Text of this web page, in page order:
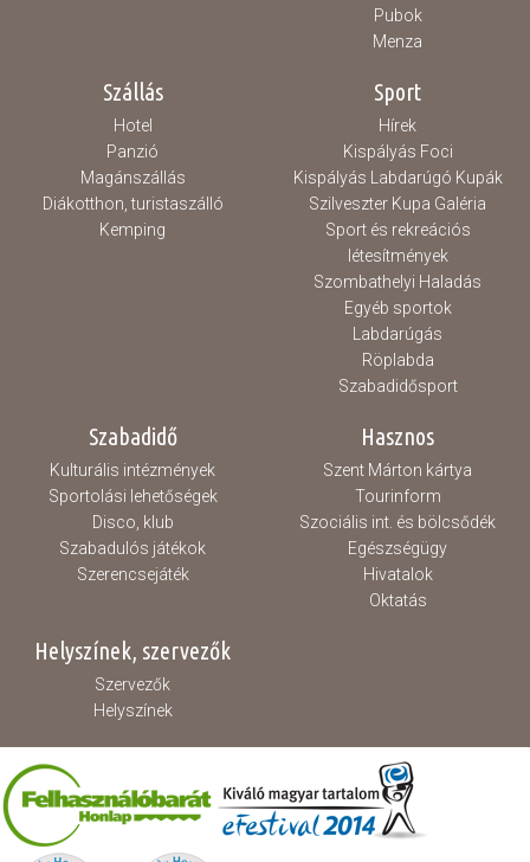
Pubok
Menza
Szállás
Hotel
Panzió
Magánszállás
Diákotthon, turistaszálló
Kemping
Sport
Hírek
Kispályás Foci
Kispályás Labdarúgó Kupák
Szilveszter Kupa Galéria
Sport és rekreációs
létesítmények
Szombathelyi Haladás
Egyéb sportok
Labdarúgás
Röplabda
Szabadidősport
Szabadidő
Kulturális intézmények
Sportolási lehetőségek
Disco, klub
Szabadulós játékok
Szerencsejáték
Hasznos
Szent Márton kártya
Tourinform
Szociális int. és bölcsődék
Egészségügy
Hivatalok
Oktatás
Helyszínek, szervezők
Szervezők
Helyszínek